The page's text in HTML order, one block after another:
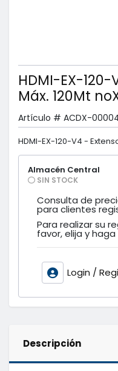
HDMI-EX-
Máx. 120Mt
Artículo # ACDX-
HDMI-EX-120-V4 -
Almacén Central
SIN STOCK
Consulta de
para clientes
Para realizar su
favor, elija y haga
Login /
Descripción